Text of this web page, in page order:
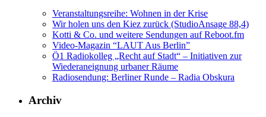
Veranstaltungsreihe: Wohnen in der Krise
Wir holen uns den Kiez zurück (StudioAnsage 88,4)
Kotti & Co. und weitere Sendungen auf Reboot.fm
Video-Magazin “LAUT Aus Berlin”
Ö1 Radiokolleg „Recht auf Stadt“ – Initiativen zur
Wiederaneignung urbaner Räume
Radiosendung: Berliner Runde – Radia Obskura
Archiv